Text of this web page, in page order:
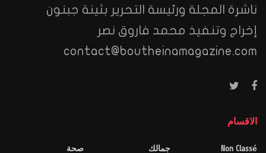
ناشرة المجلة ورئيسة التحرير بثينة جبنون
إخراج وتنفيذ محمد فاروق نصر
contact@boutheinamagazine.com
الاقسام
Non Classé جمالك صحة